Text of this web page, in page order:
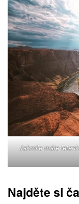
Jakmile máte
Najděte si